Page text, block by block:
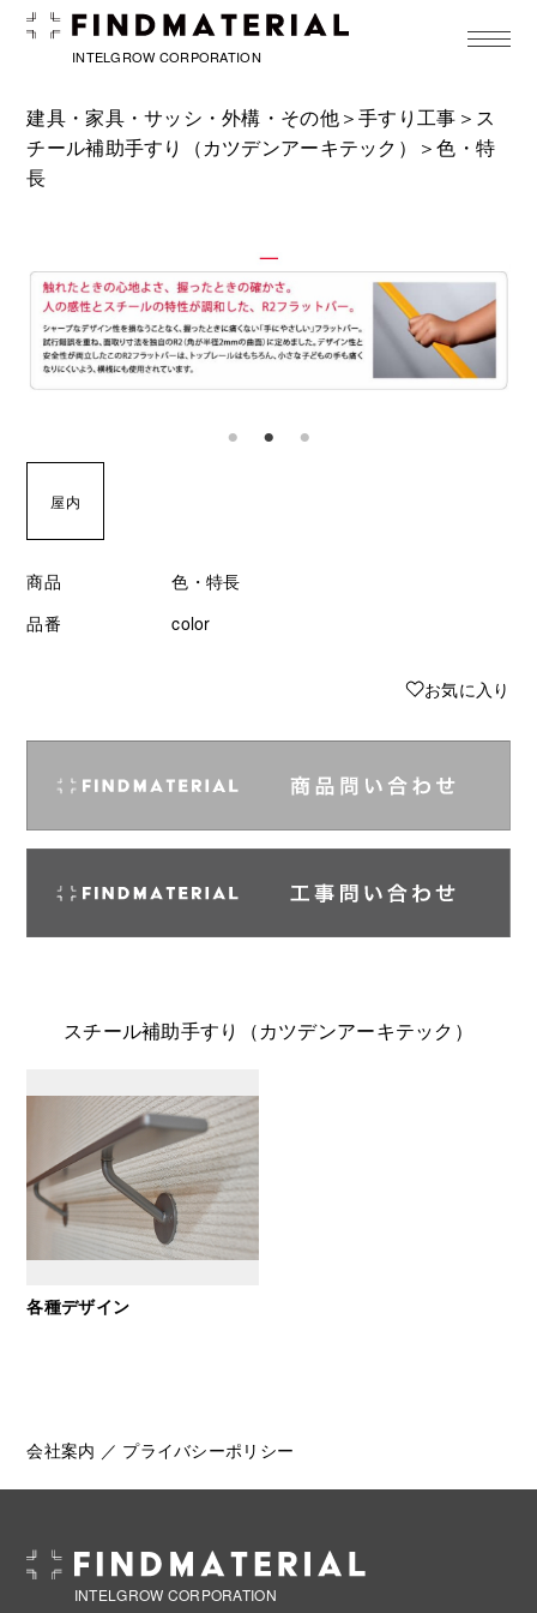
INTELGROW CORPORATION
toggle
建具・家具・サッシ・外構・その他＞手すり工事 ＞ ス
チール補助手すり（カツデンアーキテック）
＞色・特
長
屋内
商品
色・特長
品番
color
♥お気に入り
スチール補助手すり（カツデンアーキテック）
各種デザイン
会社案内 ／ プライバシーポリシー
INTELGROW CORPORATION